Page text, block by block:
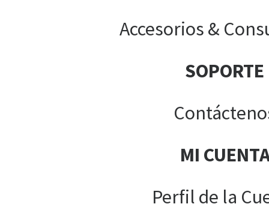
Accesorios &
SOPORTE
MI
Perfil de la